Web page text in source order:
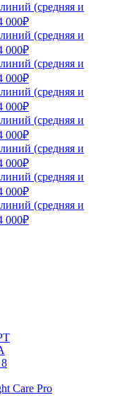
(средняя и
000₽
(средняя и
000₽
(средняя и
000₽
(средняя и
000₽
(средняя и
000₽
(средняя и
000₽
(средняя и
000₽
(средняя и
000₽
Care Pro